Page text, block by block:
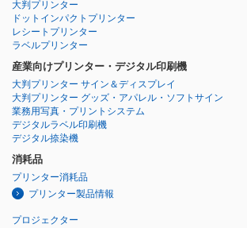
大判プリンター
ドットインパクトプリンター
レシートプリンター
ラベルプリンター
産業向けプリンター・デジタル印刷機
大判プリンター サイン＆ディスプレイ
大判プリンター グッズ・アパレル・ソフトサイン
業務用写真・プリントシステム
デジタルラベル印刷機
デジタル捺染機
消耗品
プリンター消耗品
プリンター製品情報
プロジェクター